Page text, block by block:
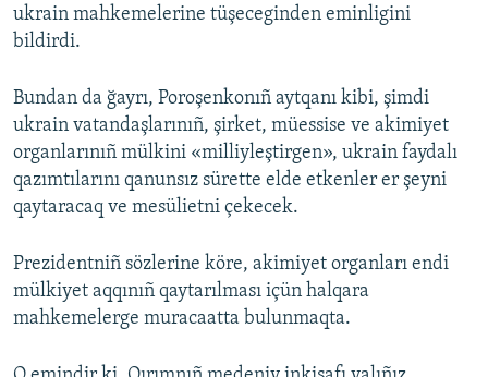
ukrain mahkemelerine tüşeceginden eminligini
bildirdi.
Bundan da ğayrı, Poroşenkonıñ aytqanı kibi, şimdi
ukrain vatandaşlarınıñ, şirket, müessise ve akimiyet
organlarınıñ mülkini «milliyleştirgen», ukrain faydalı
qazımtılarını qanunsız sürette elde etkenler er şeyni
qaytaracaq ve mesülietni çekecek.
Prezidentniñ sözlerine köre, akimiyet organları endi
mülkiyet aqqınıñ qaytarılması içün halqara
mahkemelerge muracaatta bulunmaqta.